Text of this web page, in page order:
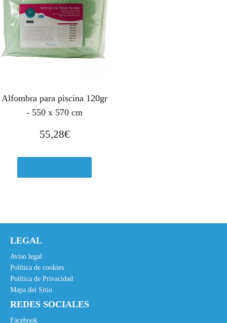
Alfombra para piscina 120gr
- 550 x 570 cm
55,28€
LEGAL
Aviso legal
Política de cookies
Política de Privacidad
Mapa del Sitio
REDES SOCIALES
Facebook